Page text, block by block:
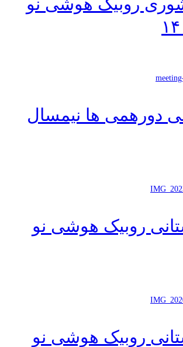
دورهمی ها نیمسال
روبیک هوشی نو
روبیک هوشی نو